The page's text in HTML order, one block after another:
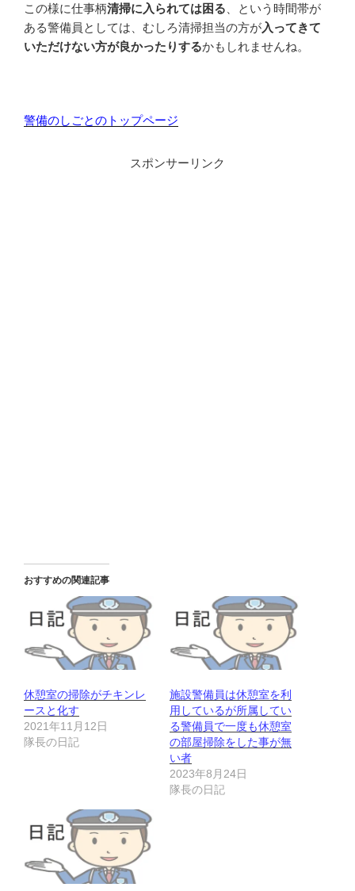
この様に仕事柄清掃に入られては困る 、という時間帯が
ある警備員としては、むしろ清掃担当の方が入ってきて
いただけない方が良かったりするかもしれませんね。
警備のしごとのトップページ
スポンサーリンク
おすすめの関連記事
休憩室の掃除がチキンレ
ースと化す
2021年11月12日
隊長の日記
施設警備員は休憩室を利
用しているが所属してい
る警備員で一度も休憩室
の部屋掃除をした事が無
い者
2023年8月24日
隊長の日記